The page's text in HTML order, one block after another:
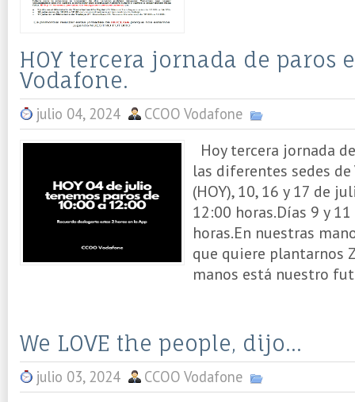
HOY tercera jornada de paros
Vodafone.
julio 04, 2024 CCOO Vodafone
Hoy tercera jornada
las diferentes sedes de
(HOY), 10, 16 y 17 de
12:00 horas.Días 9 y
horas.En nuestras
que quiere plantarnos
manos está nuestro
We LOVE the people, dijo...
julio 03, 2024 CCOO Vodafone